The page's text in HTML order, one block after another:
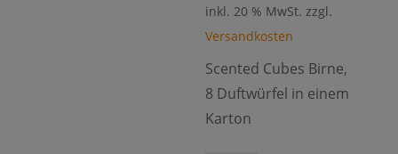
inkl. 20 % MwSt. zzgl.
Versandkosten
Scented Cubes Birne,
8 Duftwürfel in einem
Karton